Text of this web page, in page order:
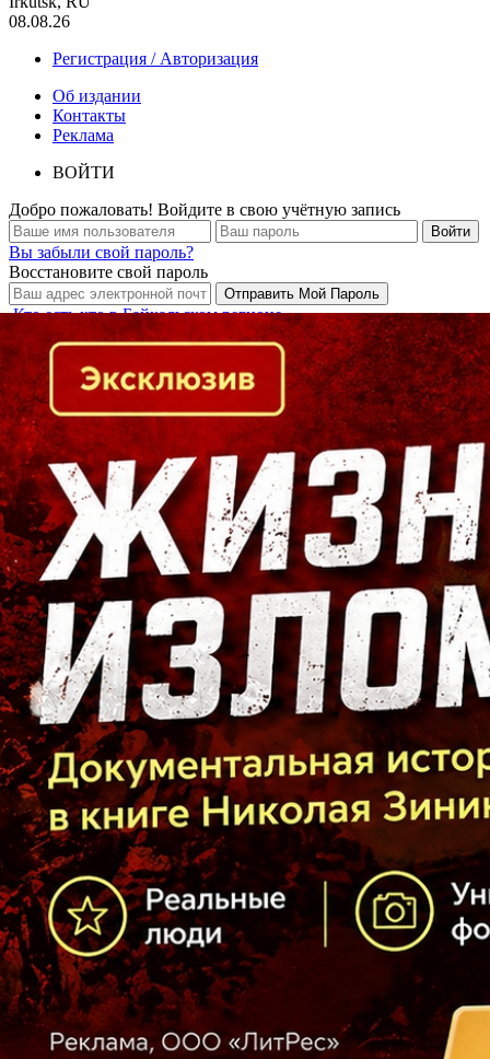
08.08.26
Регистрация / Авторизация
Об издании
Контакты
Реклама
ВОЙТИ
Добро пожаловать! Войдите в свою учётную запись
Вы забыли свой пароль?
Восстановите свой пароль
Кто есть кто в Байкальском регионе